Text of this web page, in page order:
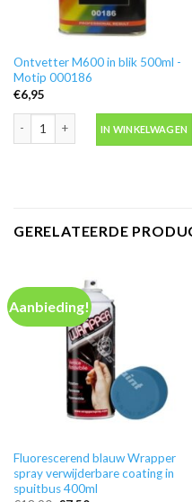
Ontvetter M600 in blik 500ml -
Motip 000186
€6,95
IN WINKELWAGEN
GERELATEERDE
Aanbieding!
Fluorescerend blauw Wrapper
spray verwijderbare coating in
spuitbus 400ml